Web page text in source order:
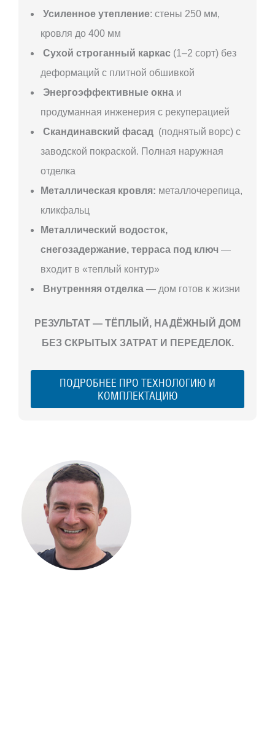
Усиленное утепление: стены 250 мм,
кровля до 400 мм
Сухой строганный каркас (1–2 сорт) без
деформаций с плитной обшивкой
Энергоэффективные окна и
продуманная инженерия с рекуперацией
Скандинавский фасад (поднятый ворс) с
заводской покраской. Полная наружная
отделка
Металлическая кровля: металлочерепица,
кликфальц
Металлический водосток,
снегозадержание, терраса под ключ —
входит в «теплый контур»
Внутренняя отделка — дом готов к жизни
РЕЗУЛЬТАТ — ТЁПЛЫЙ, НАДЁЖНЫЙ ДОМ
БЕЗ СКРЫТЫХ ЗАТРАТ И ПЕРЕДЕЛОК.
ПОДРОБНЕЕ ПРО ТЕХНОЛОГИЮ И
КОМПЛЕКТАЦИЮ